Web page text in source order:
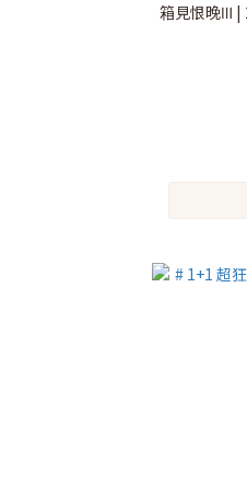
箱見恨晚Ⅲ |